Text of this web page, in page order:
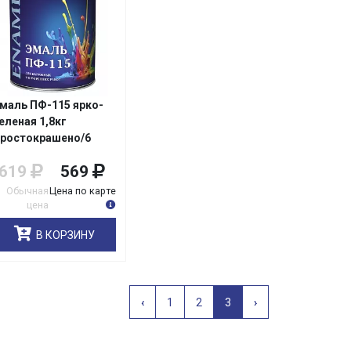
ПФ-115 ярко-
1,8кг
6
Обычная
цена
569
Цена по карте
В КОРЗИНУ
‹Назад
1 2 3 ›Вперёд